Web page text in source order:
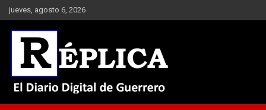
Saltar
al
contenido
jueves, agosto 6, 2026